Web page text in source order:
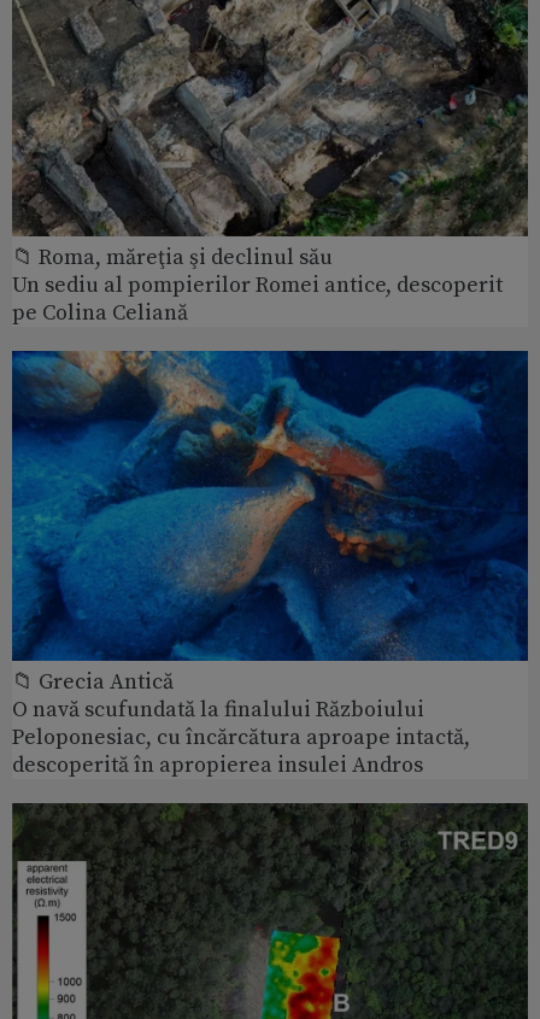
📁 Roma, măreţia şi declinul său
Un sediu al pompierilor Romei antice, descoperit
pe Colina Celiană
📁 Grecia Antică
O navă scufundată la finalului Războiului
Peloponesiac, cu încărcătura aproape intactă,
descoperită în apropierea insulei Andros